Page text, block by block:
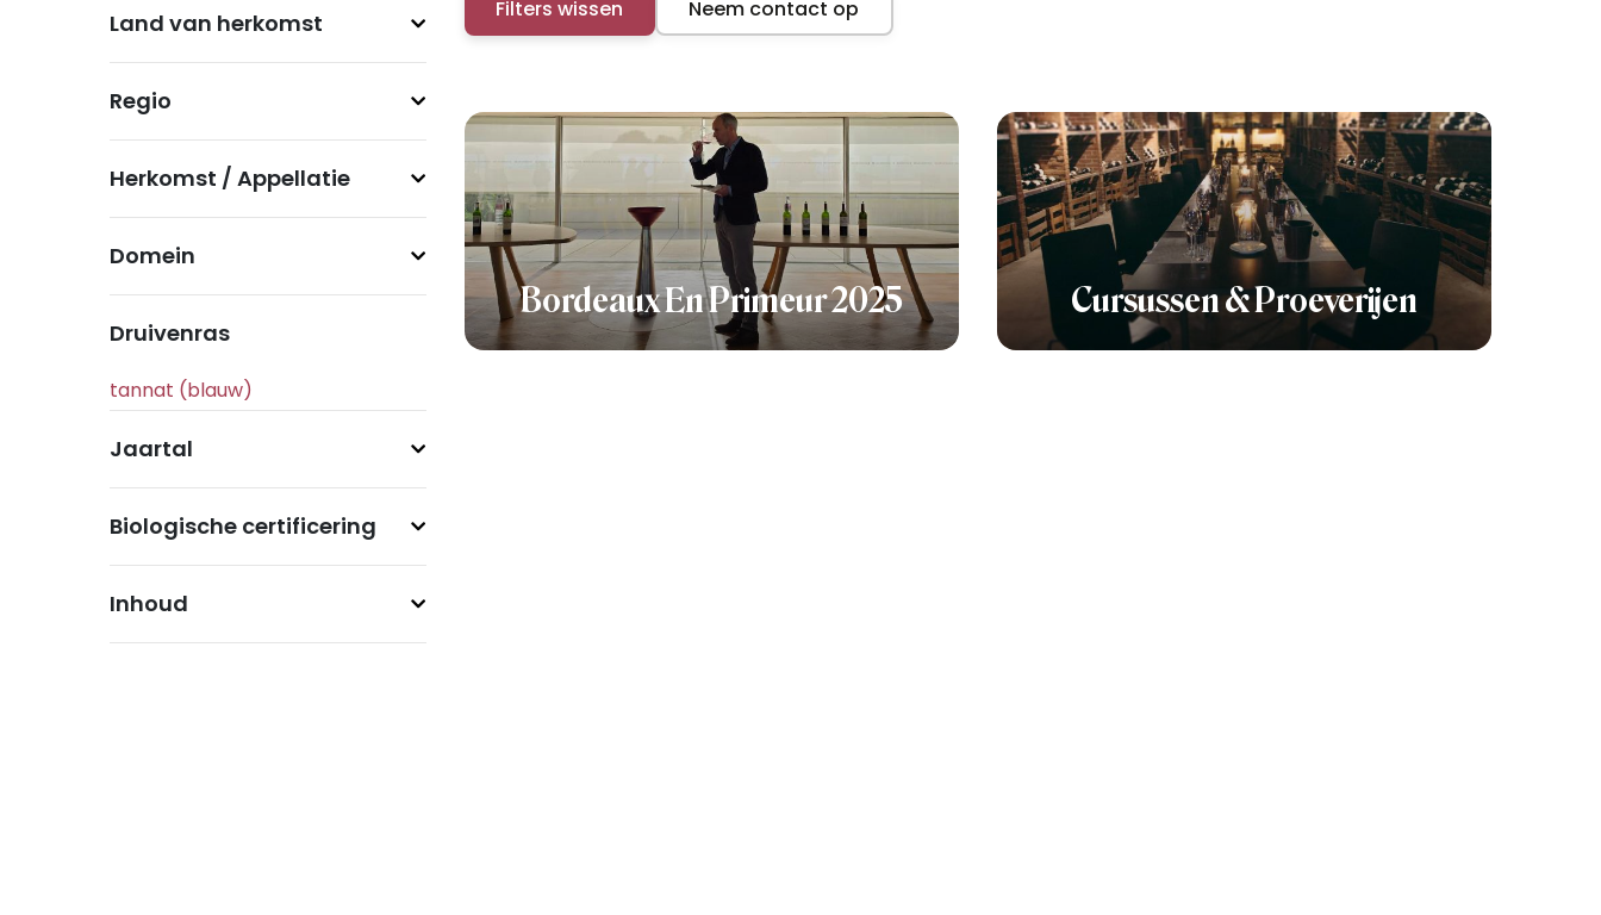
Land van herkomst
Regio
Herkomst / Appellatie
Domein
Druivenras
Jaartal
Biologische certificering
Inhoud
Filters wissen Neem contact op
Bordeaux En Primeur 2025 Cursussen & Proeverijen